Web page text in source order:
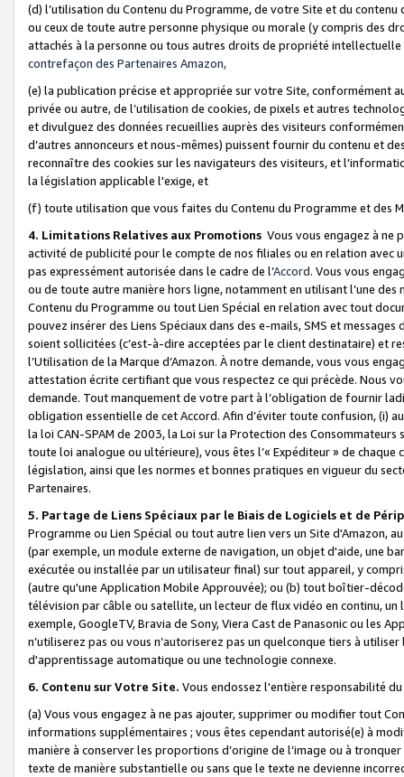
(d) l’utilisation du Contenu du Programme, de votre Site et du
ou ceux de toute autre personne physique ou morale (y compris des
attachés à la personne ou tous autres droits de propriété
contrefaçon des Partenaires Amazon,
(e) la publication précise et appropriée sur votre Site, conformément
privée ou autre, de l’utilisation de cookies, de pixels et autres
et divulguez des données recueillies auprès des visiteurs
d’autres annonceurs et nous-mêmes) puissent fournir du contenu et
reconnaître des cookies sur les navigateurs des visiteurs, et
la législation applicable l'exige, et
(f) toute utilisation que vous faites du Contenu du Programme et des
4. Limitations Relatives aux Promotions Vous vous engagez à ne
activité de publicité pour le compte de nos filiales ou en relation avec
pas expressément autorisée dans le cadre de l’Accord. Vous vous
ou de toute autre manière hors ligne, notamment en utilisant l’une
Contenu du Programme ou tout Lien Spécial en relation avec tout
pouvez insérer des Liens Spéciaux dans des e-mails, SMS et
soient sollicitées (c’est-à-dire acceptées par le client destinataire) et
l’Utilisation de la Marque d’Amazon. À notre demande, vous vous
attestation écrite certifiant que vous respectez ce qui précède. Nous
demande. Tout manquement de votre part à l’obligation de fournir
obligation essentielle de cet Accord. Afin d’éviter toute confusion, (i)
la loi CAN-SPAM de 2003, la Loi sur la Protection des
toute loi analogue ou ultérieure), vous êtes l’« Expéditeur » de
législation, ainsi que les normes et bonnes pratiques en vigueur du
Partenaires.
5. Partage de Liens Spéciaux par le Biais de Logiciels et de
Programme ou Lien Spécial ou tout autre lien vers un Site d'Amazon,
(par exemple, un module externe de navigation, un objet d'aide, une
exécutée ou installée par un utilisateur final) sur tout appareil, y
(autre qu'une Application Mobile Approuvée); ou (b) tout boîtier-
télévision par câble ou satellite, un lecteur de flux vidéo en continu,
exemple, GoogleTV, Bravia de Sony, Viera Cast de Panasonic ou les
n’utiliserez pas ou vous n’autoriserez pas un quelconque tiers à
d'apprentissage automatique ou une technologie connexe.
6. Contenu sur Votre Site. Vous endossez l'entière responsabilité
(a) Vous vous engagez à ne pas ajouter, supprimer ou modifier tout
informations supplémentaires ; vous êtes cependant autorisé(e) à
manière à conserver les proportions d’origine de l’image ou à
texte de manière substantielle ou sans que le texte ne devienne